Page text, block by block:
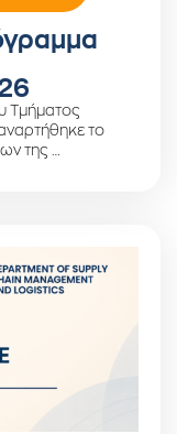
Τμήματος
το
της …